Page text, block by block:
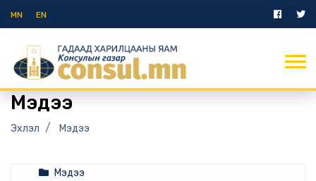
MN EN
Мэдээ
Эхлэл Мэдээ
Мэдээ